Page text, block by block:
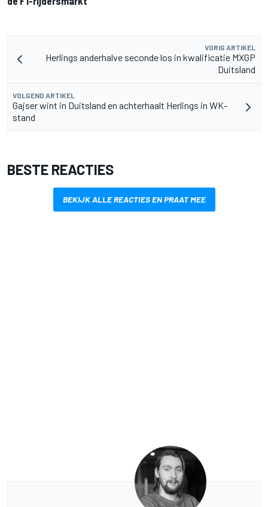
VORIG ARTIKEL
Herlings anderhalve seconde los in kwalificatie MXGP
Duitsland
VOLGEND ARTIKEL
Gajser wint in Duitsland en achterhaalt Herlings in WK-
stand
BESTE REACTIES
BEKIJK ALLE REACTIES EN PRAAT MEE